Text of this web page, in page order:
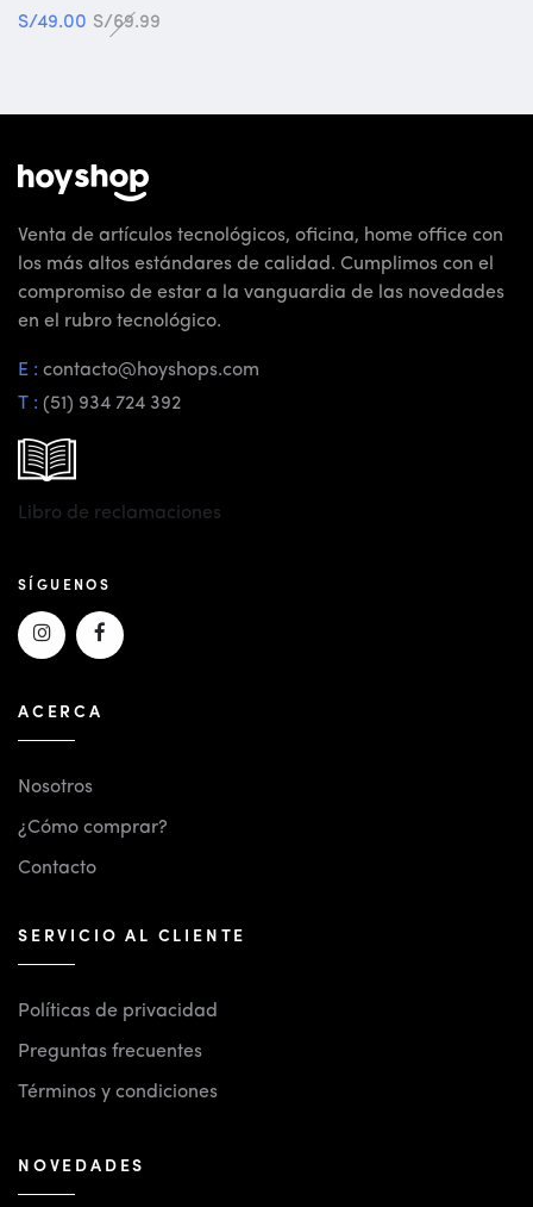
S/69.99
S/49.00
Venta de artículos tecnológicos, oficina, home office con
los más altos estándares de calidad. Cumplimos con el
compromiso de estar a la vanguardia de las novedades
en el rubro tecnológico.
E : contacto@hoyshops.com
T : (51) 934 724 392
Libro de reclamaciones
SÍGUENOS
ACERCA
Nosotros
¿Cómo comprar?
Contacto
SERVICIO AL CLIENTE
Políticas de privacidad
Preguntas frecuentes
Términos y condiciones
NOVEDADES